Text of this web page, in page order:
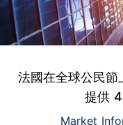
法國在全球公民節
提供
Market